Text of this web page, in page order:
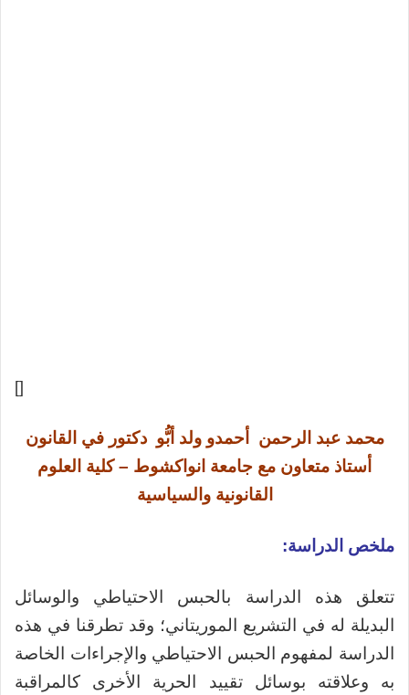
[]
محمد عبد الرحمن أحمدو ولد أبُّو دكتور في القانون
أستاذ متعاون مع جامعة انواكشوط – كلية العلوم
القانونية والسياسية
ملخص الدراسة:
تتعلق هذه الدراسة بالحبس الاحتياطي والوسائل
البديلة له في التشريع الموريتاني؛ وقد تطرقنا في هذه
الدراسة لمفهوم الحبس الاحتياطي والإجراءات الخاصة
به وعلاقته بوسائل تقييد الحرية الأخرى كالمراقبة